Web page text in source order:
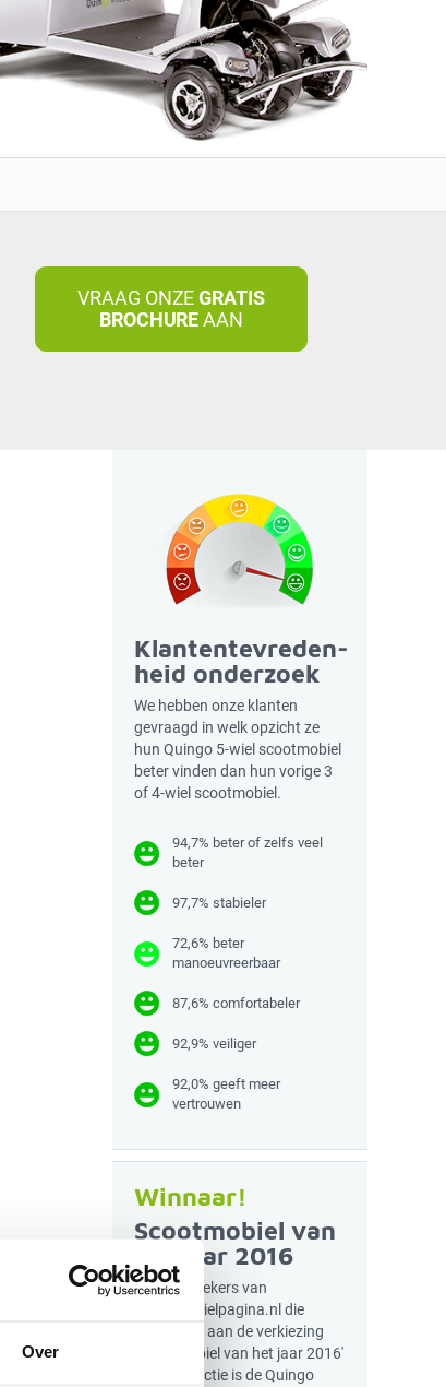
Over
VRAAG ONZEGRATIS
BROCHUREAAN
Klantentevreden-
heid onderzoek
We hebben onze klanten
gevraagd in welk opzicht ze
hun Quingo 5-wiel scootmobiel
beter vinden dan hun vorige 3
of 4-wiel scootmobiel.
94,7% beter of zelfs veel
beter
97,7% stabieler
72,6% beter
manoeuvreerbaar
87,6% comfortabeler
92,9% veiliger
92,0% geeft meer
vertrouwen
Winnaar!
Scootmobiel van
het jaar 2016
Door bezoekers van
Scootmobielpagina.nl die
meededen aan de verkiezing
'Scootmobiel van het jaar 2016'
en de redactie is de Quingo